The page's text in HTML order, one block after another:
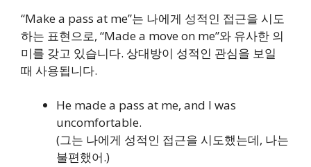
“Make a pass at me”는 나에게 성적인 접근을 시도
하는 표현으로, “Made a move on me”와 유사한 의
미를 갖고 있습니다. 상대방이 성적인 관심을 보일
때 사용됩니다.
He made a pass at me, and I was
uncomfortable.
(그는 나에게 성적인 접근을 시도했는데, 나는
불편했어.)